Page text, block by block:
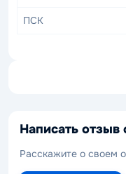
ПСК
Написать
Расскажите о своем